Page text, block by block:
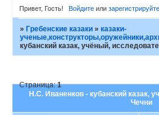
Привет, Гость! Войдитеили
»Гребенские казаки »казаки-
кубанский казак, учёный,
Н.С. Иваненков - кубанский казак,
Чечни
Страница:1